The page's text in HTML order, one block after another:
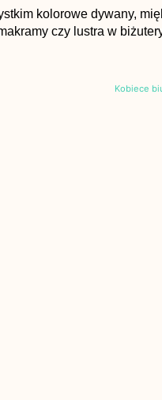
kolorowe dywany,
czy lustra w
Kobiece